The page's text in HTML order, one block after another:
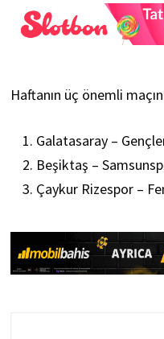
Haftanın üç önemli
Galatasaray –
Beşiktaş –
Çaykur Rizespor –